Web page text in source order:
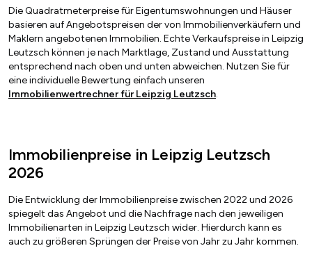
Die Quadratmeterpreise für Eigentumswohnungen und Häuser
basieren auf Angebotspreisen der von Immobilienverkäufern und
Maklern angebotenen Immobilien. Echte Verkaufspreise in Leipzig
Leutzsch können je nach Marktlage, Zustand und Ausstattung
entsprechend nach oben und unten abweichen. Nutzen Sie für
eine individuelle Bewertung einfach unseren
Immobilienwertrechner für Leipzig Leutzsch.
Immobilienpreise in Leipzig Leutzsch
2026
Die Entwicklung der Immobilienpreise zwischen 2022 und 2026
spiegelt das Angebot und die Nachfrage nach den jeweiligen
Immobilienarten in Leipzig Leutzsch wider. Hierdurch kann es
auch zu größeren Sprüngen der Preise von Jahr zu Jahr kommen.